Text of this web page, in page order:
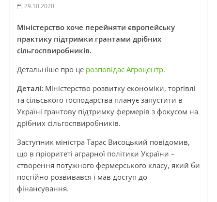
29.10.2020
Міністерство хоче перейняти європейську
практику підтримки грантами дрібних
сільгоспвиробників.
Детальніше про це розповідає Агроцентр.
Деталі: Міністерство розвитку економіки, торгівлі
та сільського господарства планує запустити в
Україні грантову підтримку фермерів з фокусом на
дрібних сільгоспвиробників.
Заступник міністра Тарас Висоцький повідомив,
що в пріоритеті аграрної політики України –
створення потужного фермерського класу, який би
постійно розвивався і мав доступ до
фінансування.